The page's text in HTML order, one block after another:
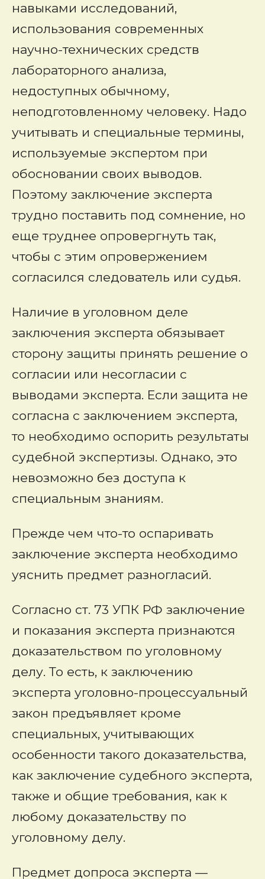
навыками исследований,
использования современных
научно-технических средств
лабораторного анализа,
недоступных обычному,
неподготовленному человеку. Надо
учитывать и специальные термины,
используемые экспертом при
обосновании своих выводов.
Поэтому заключение эксперта
трудно поставить под сомнение, но
еще труднее опровергнуть так,
чтобы с этим опровержением
согласился следователь или судья.
Наличие в уголовном деле
заключения эксперта обязывает
сторону защиты принять решение о
согласии или несогласии с
выводами эксперта. Если защита не
согласна с заключением эксперта,
то необходимо оспорить результаты
судебной экспертизы. Однако, это
невозможно без доступа к
специальным знаниям.
Прежде чем что-то оспаривать
заключение эксперта необходимо
уяснить предмет разногласий.
Согласно ст. 73 УПК РФ заключение
и показания эксперта признаются
доказательством по уголовному
делу. То есть, к заключению
эксперта уголовно-процессуальный
закон предъявляет кроме
специальных, учитывающих
особенности такого доказательства,
как заключение судебного эксперта,
также и общие требования, как к
любому доказательству по
уголовному делу.
Предмет допроса эксперта —